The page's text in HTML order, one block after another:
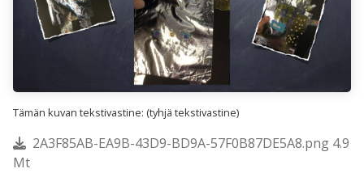
Tämän kuvan tekstivastine: (tyhjä tekstivastine)
2A3F85AB-EA9B-43D9-BD9A-57F0B87DE5A8.png 4.9
Mt